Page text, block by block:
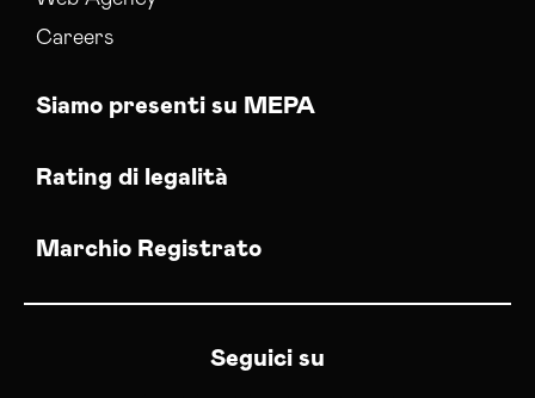
Careers
Siamo presenti su MEPA
Rating di legalità
Marchio Registrato
Seguici su